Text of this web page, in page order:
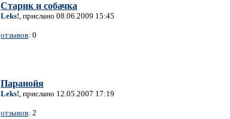
Старик и собачка
Leks!, прислано 08.06.2009 15:45
отзывов: 0
Паранойя
Leks!, прислано 12.05.2007 17:19
отзывов: 2